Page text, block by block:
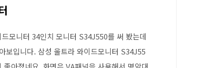
모니터 34인치 모니터 S34J550를 써 봤는데
보입니다. 삼성 울트라 와이드모니터 S34J55